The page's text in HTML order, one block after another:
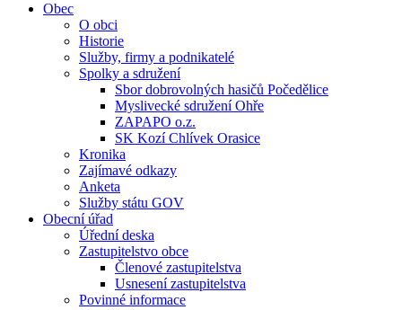
Obec
O obci
Historie
Služby, firmy a podnikatelé
Spolky a sdružení
Sbor dobrovolných hasičů Počedělice
Myslivecké sdružení Ohře
ZAPAPO o.z.
SK Kozí Chlívek Orasice
Kronika
Zajímavé odkazy
Anketa
Služby státu GOV
Obecní úřad
Úřední deska
Zastupitelstvo obce
Členové zastupitelstva
Usnesení zastupitelstva
Povinné informace